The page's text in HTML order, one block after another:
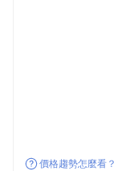
價格趨勢怎麼看？